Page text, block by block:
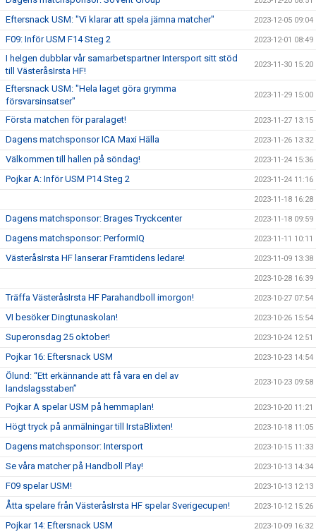
Eftersnack USM: "Vi klarar att spela jämna matcher" 2023-12-05 09:04
F09: Inför USM F14 Steg 2 2023-12-01 08:49
I helgen dubblar vår samarbetspartner Intersport sitt stöd
till VästeråsIrsta HF!
2023-11-30 15:20
Eftersnack USM: "Hela laget göra grymma
försvarsinsatser"
2023-11-29 15:00
Första matchen för paralaget! 2023-11-27 13:15
Dagens matchsponsor ICA Maxi Hälla 2023-11-26 13:32
Välkommen till hallen på söndag! 2023-11-24 15:36
Pojkar A: Inför USM P14 Steg 2 2023-11-24 11:16
2023-11-18 16:28
Dagens matchsponsor: Brages Tryckcenter 2023-11-18 09:59
Dagens matchsponsor: PerformIQ 2023-11-11 10:11
VästeråsIrsta HF lanserar Framtidens ledare! 2023-11-09 13:38
2023-10-28 16:39
Träffa VästeråsIrsta HF Parahandboll imorgon! 2023-10-27 07:54
VI besöker Dingtunaskolan! 2023-10-26 15:54
Superonsdag 25 oktober! 2023-10-24 12:51
Pojkar 16: Eftersnack USM 2023-10-23 14:54
Ölund: “Ett erkännande att få vara en del av
landslagsstaben”
2023-10-23 09:58
Pojkar A spelar USM på hemmaplan! 2023-10-20 11:21
Högt tryck på anmälningar till IrstaBlixten! 2023-10-18 11:05
Dagens matchsponsor: Intersport 2023-10-15 11:33
Se våra matcher på Handboll Play! 2023-10-13 14:34
F09 spelar USM! 2023-10-13 12:13
Åtta spelare från VästeråsIrsta HF spelar Sverigecupen! 2023-10-12 15:26
Pojkar 14: Eftersnack USM 2023-10-09 16:32